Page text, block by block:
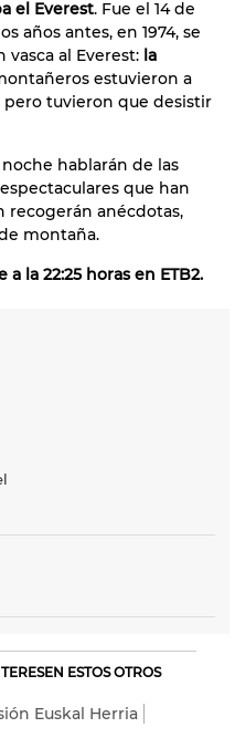
el Everest. Fue el 14 de
años antes, en 1974, se
al Everest: la
estuvieron a
tuvieron que desistir
hablarán de las
que han
recogerán anécdotas,
montaña.
la 22:25 horas en ETB2.
ESTOS OTROS
Euskal Herria